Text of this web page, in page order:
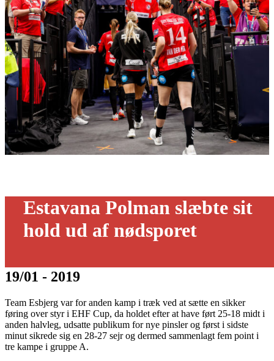
Estavana Polman slæbte sit
hold ud af nødsporet
19/01 - 2019
Team Esbjerg var for anden kamp i træk ved at sætte en sikker
føring over styr i EHF Cup, da holdet efter at have ført 25-18 midt i
anden halvleg, udsatte publikum for nye pinsler og først i sidste
minut sikrede sig en 28-27 sejr og dermed sammenlagt fem point i
tre kampe i gruppe A.